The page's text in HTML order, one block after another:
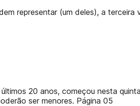
representar (um deles), a
20 anos, começou nesta
ser menores. Página 05